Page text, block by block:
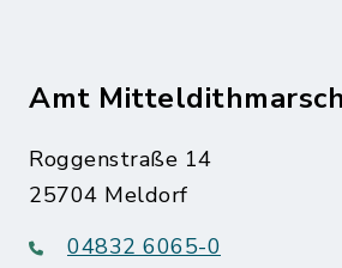
Amt
Roggenstraße 14
25704 Meldorf
04832 6065-0